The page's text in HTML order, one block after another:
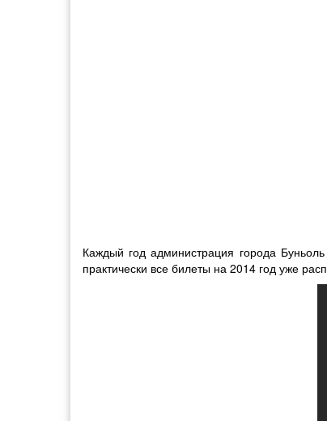
Каждый год администрация города
практически все билеты на 2014 год уже